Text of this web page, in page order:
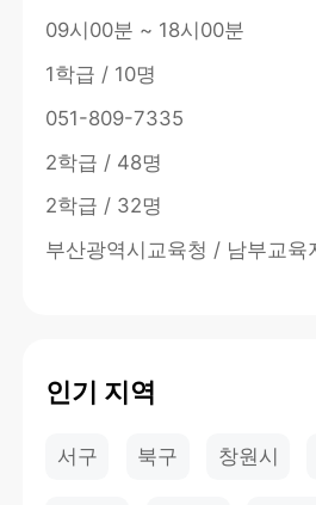
09시00분 ~ 18시00분
1학급 / 10명
051-809-7335
2학급 / 48명
2학급 / 32명
부산광역시교육청 / 남부교육
인기 지역
서구 북구 창원시